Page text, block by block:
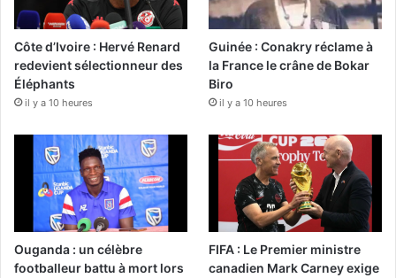
Côte d’Ivoire : Hervé Renard
redevient sélectionneur des
Éléphants
il y a 10 heures
Guinée : Conakry réclame à
la France le crâne de Bokar
Biro
il y a 10 heures
Ouganda : un célèbre
footballeur battu à mort lors
FIFA : Le Premier ministre
canadien Mark Carney exige